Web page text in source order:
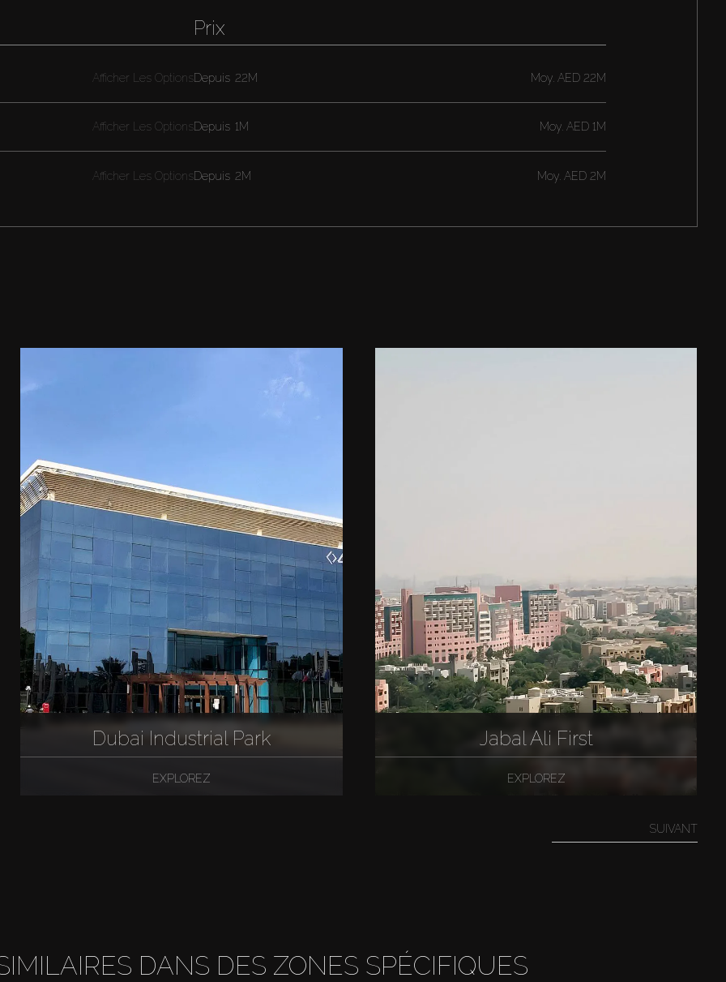
Afficher Les Options
Afficher Les Options
Afficher Les Options
Prix
Depuis 22M Moy.AED 22M
Depuis 1M Moy.AED 1M
Depuis 2M Moy. AED 2M
Dubai Industrial Park
EXPLOREZ
Jabal Ali First
EXPLOREZ
SUIVANT
DANS DES ZONES SPÉCIFIQUES